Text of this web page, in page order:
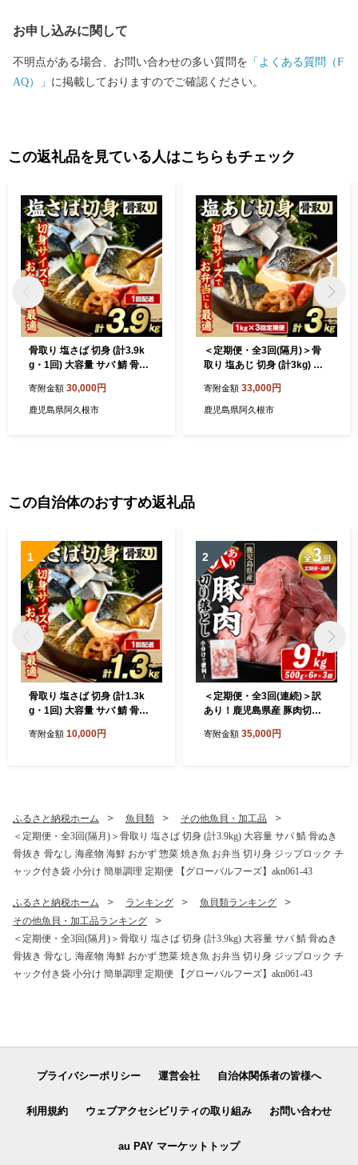
ュランガイドの一つ星を獲得し，また，２００８年の北海道洞爺
生鹿が棲む海水浴場として人気の高い沖に浮かぶ無人島，阿久根
いとは，阿久根の方言で，中心の良いところを指すことばで，
「魅(み)どころ・美(み)どころ・味(み)どころ・見(み)どころ」を
意味します。
お申し込みに関して
不明点がある場合、お問い合わせの多い質問を 「よくある質問（F
AQ）」 に掲載しておりますのでご確認ください。
この返礼品を見ている人はこちらもチェック
骨取り 塩さば 切身 (計3.9k
g・1回) 大容量 サバ 鯖 骨ぬ
おかず 惣菜 焼き魚 お弁当 切
り身 ジップロック チャック
寄附金額 30,000円
鹿児島県阿久根市
＜定期便・全3回(隔月)＞骨
取り 塩あじ 切身 (計3kg) 大
骨なし 海産物 海鮮 おかず 惣
菜 焼き魚 お弁当 切り身 ジッ
寄附金額 33,000円
鹿児島県阿久根市
この自治体のおすすめ返礼品
1
骨取り 塩さば 切身 (計1.3k
g・1回) 大容量 サバ 鯖 骨ぬ
おかず 惣菜 焼き魚 お弁当 切
寄附金額 10,000円
2
＜定期便・全3回(連続)＞訳
あり！鹿児島県産 豚肉切り
こま切れ 国産 鹿児島県産 豚
寄附金額 35,000円
ふるさと納税ホーム 魚貝類
その他魚貝・加工品
＜定期便・全3回(隔月)＞骨取り 塩さば 切身 (計3.9kg) 大容量 サバ 鯖 骨ぬき
骨抜き 骨なし 海産物 海鮮 おかず 惣菜 焼き魚 お弁当 切り身 ジップロック チ
ャック付き袋 小分け 簡単調理 定期便 【グローバルフーズ】akn061-43
ふるさと納税ホーム ランキング
魚貝類ランキング
その他魚貝・加工品ランキング
＜定期便・全3回(隔月)＞骨取り 塩さば 切身 (計3.9kg) 大容量 サバ 鯖 骨ぬき
骨抜き 骨なし 海産物 海鮮 おかず 惣菜 焼き魚 お弁当 切り身 ジップロック チ
ャック付き袋 小分け 簡単調理 定期便 【グローバルフーズ】akn061-43
プライバシーポリシー 運営会社 自治体関係者の皆様へ
利用規約 ウェブアクセシビリティの取り組み お問い合わせ
au PAY マーケットトップ